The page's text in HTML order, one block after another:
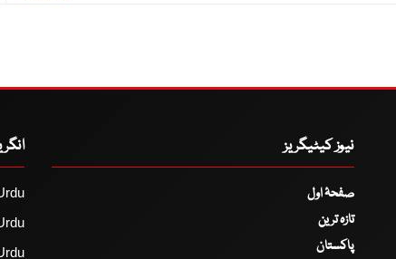
نیوز کیٹیگریز
صفحۂ اول
تازہ ترین
پاکستان